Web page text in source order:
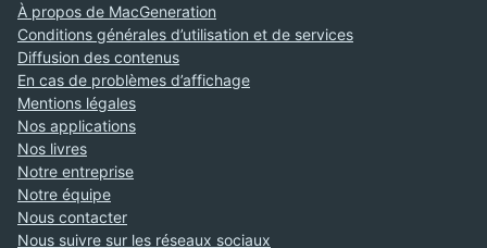
À propos de MacGeneration
Conditions générales d’utilisation et de services
Diffusion des contenus
En cas de problèmes d’affichage
Mentions légales
Nos applications
Nos livres
Notre entreprise
Notre équipe
Nous contacter
Nous suivre sur les réseaux sociaux